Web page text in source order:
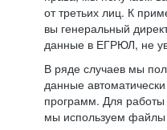
от третьих лиц. К
вы генеральный
данные в ЕГРЮЛ, не
В ряде случаев мы
данные
программ. Для
мы используем файлы